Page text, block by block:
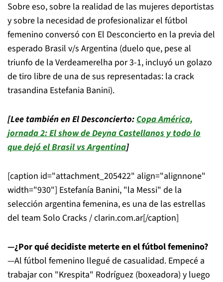
Sobre eso, sobre la realidad de las mujeres deportistas
y sobre la necesidad de profesionalizar el fútbol
femenino conversó con El Desconcierto en la previa del
esperado Brasil v/s Argentina (duelo que, pese al
triunfo de la Verdeamerelha por 3-1, incluyó un golazo
de tiro libre de una de sus representadas: la crack
trasandina Estefania Banini).
[Lee también en El Desconcierto:Copa América,
jornada 2: El show de Deyna Castellanos y todo lo
que dejó el Brasil vs Argentina]
[caption id="attachment_205422" align="alignnone"
width="930"] Estefanía Banini, "la Messi" de la
selección argentina femenina, es una de las estrellas
del team Solo Cracks / clarin.com.ar[/caption]
—¿Por qué decidiste meterte en el fútbol femenino?
—Al fútbol femenino llegué de casualidad. Empecé a
trabajar con "Krespita" Rodríguez (boxeadora) y luego